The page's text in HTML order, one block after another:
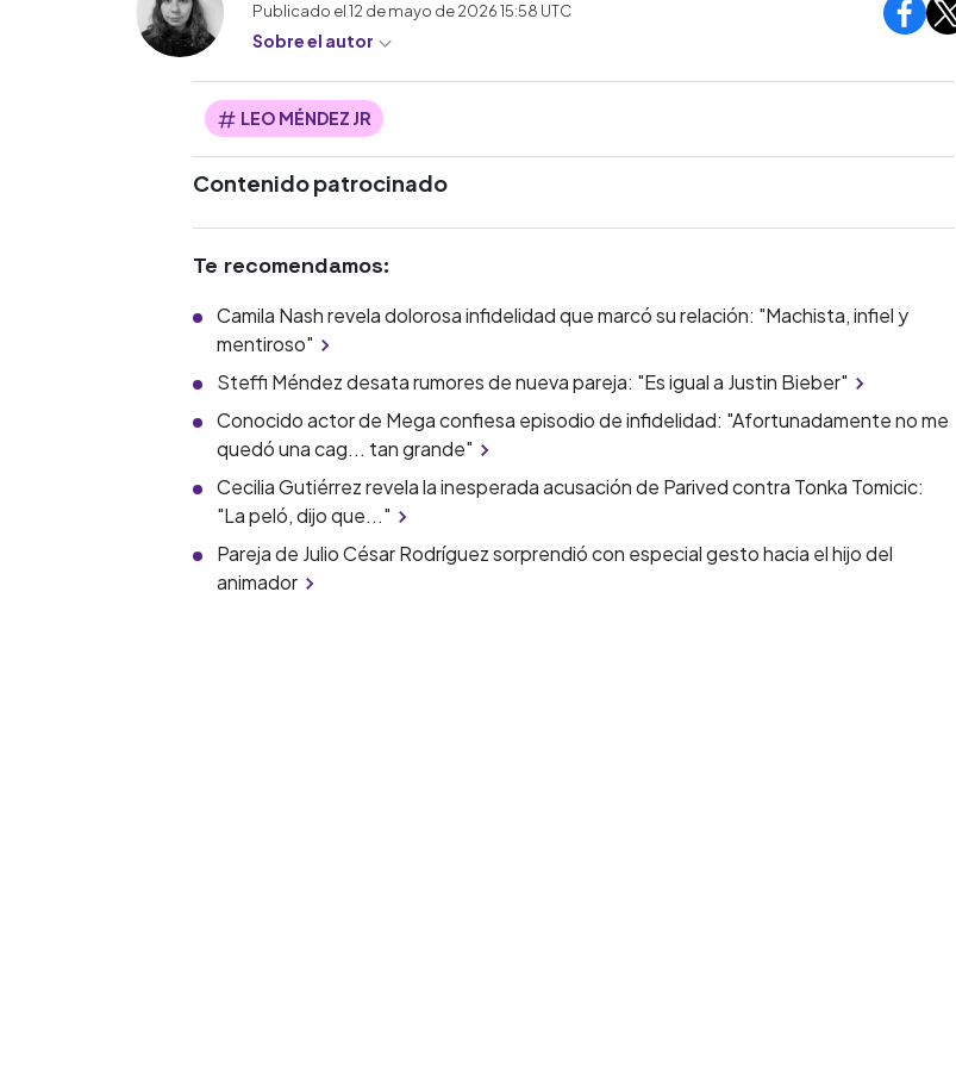
Publicado el12 de mayo de 2026 15:58 UTC
Sobre el autor
LEO MÉNDEZ JR
Contenido patrocinado
Te recomendamos:
Camila Nash revela dolorosa infidelidad que marcó su relación: "Machista, infiel y
mentiroso"
Steffi Méndez desata rumores de nueva pareja: "Es igual a Justin Bieber"
Conocido actor de Mega confiesa episodio de infidelidad: "Afortunadamente no me
quedó una cag... tan grande"
Cecilia Gutiérrez revela la inesperada acusación de Parived contra Tonka Tomicic:
"La peló, dijo que..."
Pareja de Julio César Rodríguez sorprendió con especial gesto hacia el hijo del
animador